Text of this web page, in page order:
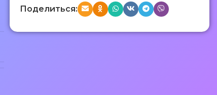
Поделиться: